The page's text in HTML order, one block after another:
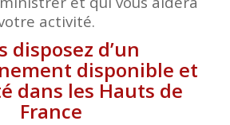
activité.
disposez d’un
disponible et
dans les Hauts de
France